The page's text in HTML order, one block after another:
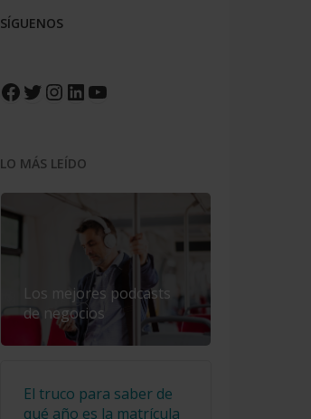
SÍGUENOS
Facebook
Twitter
Instagram
LinkedIn
YouTube
LO MÁS LEÍDO
Los mejores podcasts
de negocios
El truco para saber de
qué año es la matrícula